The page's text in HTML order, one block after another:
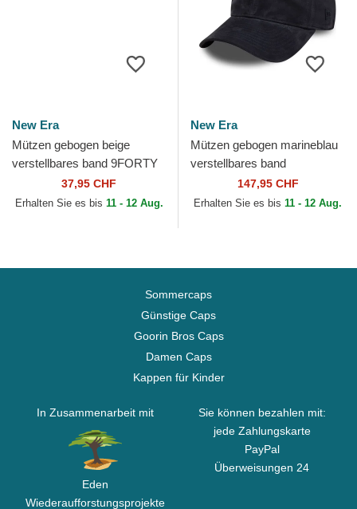
New Era
Mützen gebogen beige
verstellbares band 9FORTY
World Series der New York
Yankees MLB von New Era
37,95 CHF
Erhalten Sie es bis 11 - 12 Aug.
New Era
Mützen gebogen marineblau
verstellbares band
9TWENTY Suede der New
York Yankees MLB von New
147,95 CHF
Erhalten Sie es bis 11 - 12 Aug.
Sommercaps
Günstige Caps
Goorin Bros Caps
Damen Caps
Kappen für Kinder
In Zusammenarbeit mit
Eden
Wiederaufforstungsprojekte
Sie können bezahlen mit:
jede Zahlungskarte
PayPal
Überweisungen 24